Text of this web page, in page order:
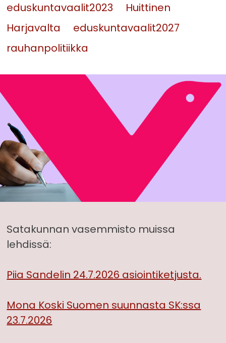
eduskuntavaalit2023
Huittinen
Harjavalta
eduskuntavaalit2027
rauhanpolitiikka
Satakunnan vasemmisto muissa
lehdissä:
Piia Sandelin 24.7.2026 asiointiketjusta.
Mona Koski Suomen suunnasta SK:ssa
23.7.2026